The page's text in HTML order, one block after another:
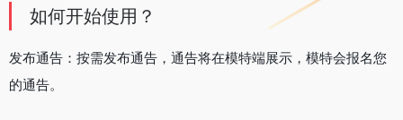
如何开始使用？
发布通告：按需发布通告，通告将在模特端展示，模特会报名您
的通告。